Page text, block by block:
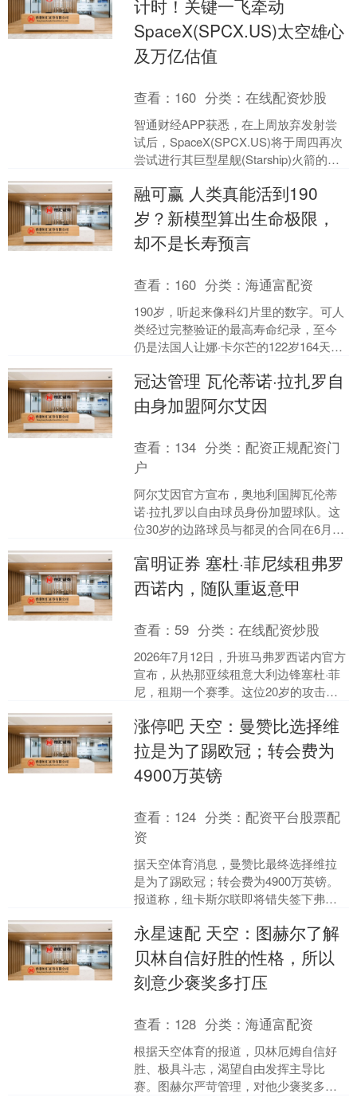
计时！关键一飞牵动
SpaceX(SPCX.US)太空雄心
及万亿估值
查看： 160 分类：在线配资炒股
智通财经APP获悉，在上周放弃发射尝
试后，SpaceX(SPCX.US)将于周四再次
尝试进行其巨型星舰(Starship)火箭的重
融可赢 人类真能活到190
岁？新模型算出生命极限，
却不是长寿预言
查看： 160 分类：海通富配资
190岁，听起来像科幻片里的数字。可人
类经过完整验证的最高寿命纪录，至今
仍是法国人让娜·卡尔芒的122岁164天。
发表于《....
冠达管理 瓦伦蒂诺·拉扎罗自
由身加盟阿尔艾因
查看： 134 分类：配资正规配资门
户
阿尔艾因官方宣布，奥地利国脚瓦伦蒂
诺·拉扎罗以自由球员身份加盟球队。这
位30岁的边路球员与都灵的合同在6月30
赛，新赛季将身披....
富明证券 塞杜·菲尼续租弗罗
西诺内，随队重返意甲
查看： 59 分类：在线配资炒股
2026年7月12日，升班马弗罗西诺内官方
宣布，从热那亚续租意大利边锋塞杜·菲
尼，租期一个赛季。这位20岁的攻击手
由....
涨停吧 天空：曼赞比选择维
拉是为了踢欧冠；转会费为
4900万英镑
查看： 124 分类：配资平台股票配
资
据天空体育消息，曼赞比最终选择维拉
是为了踢欧冠；转会费为4900万英镑。
报道称，纽卡斯尔联即将错失签下弗赖
在这场球员争夺战中....
永星速配 天空：图赫尔了解
贝林自信好胜的性格，所以
刻意少褒奖多打压
查看： 128 分类：海通富配资
根据天空体育的报道，贝林厄姆自信好
胜、极具斗志，渴望自由发挥主导比
赛。图赫尔严苛管理，对他少褒奖多打